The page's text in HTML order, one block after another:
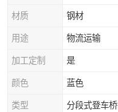
材质 钢材
用途 物流运输
加工定制 是
颜色 蓝色
类型 分段式登车桥